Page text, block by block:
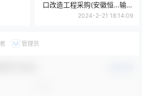
口改造工程采购(安徽恒...输分
公司)
2024-2-21 18:14:09
M 管理员